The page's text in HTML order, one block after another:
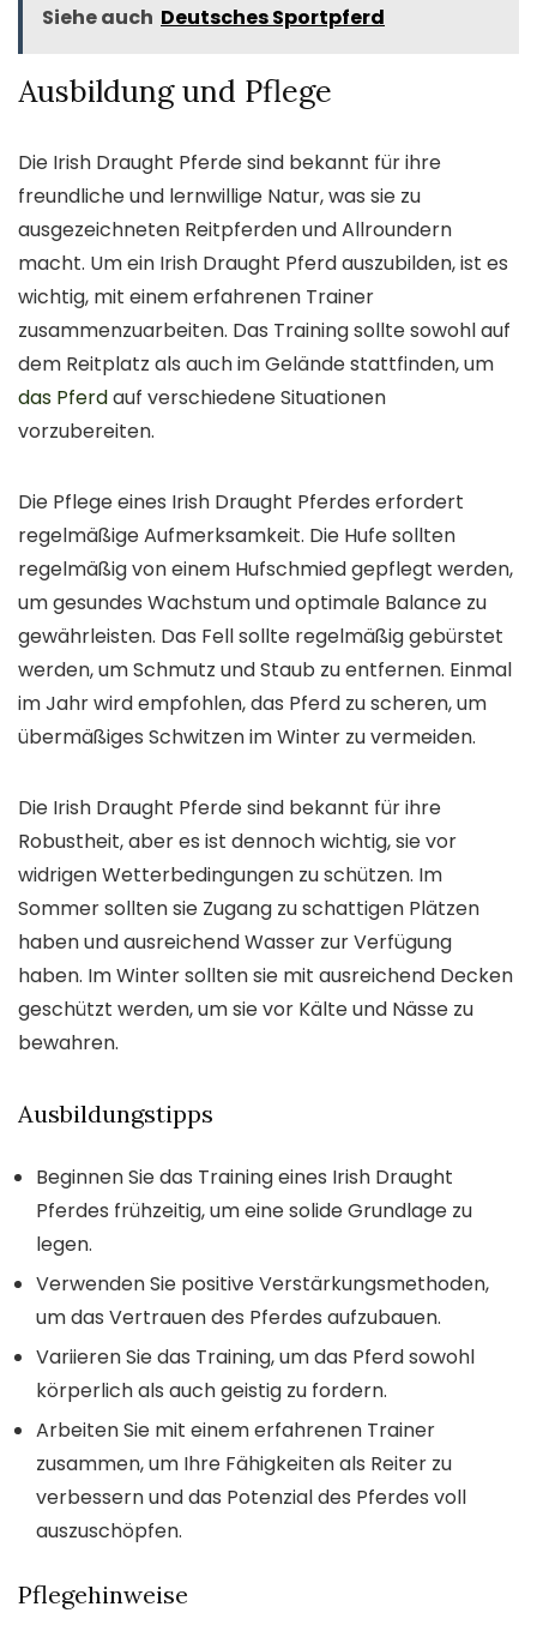
Siehe auch Deutsches Sportpferd
Ausbildung und Pflege
Die Irish Draught Pferde sind bekannt für ihre
freundliche und lernwillige Natur, was sie zu
ausgezeichneten Reitpferden und Allroundern
macht. Um ein Irish Draught Pferd auszubilden, ist es
wichtig, mit einem erfahrenen Trainer
zusammenzuarbeiten. Das Training sollte sowohl auf
dem Reitplatz als auch im Gelände stattfinden, um
das Pferdauf verschiedene Situationen
vorzubereiten.
Die Pflege eines Irish Draught Pferdes erfordert
regelmäßige Aufmerksamkeit. Die Hufe sollten
regelmäßig von einem Hufschmied gepflegt werden,
um gesundes Wachstum und optimale Balance zu
gewährleisten. Das Fell sollte regelmäßig gebürstet
werden, um Schmutz und Staub zu entfernen. Einmal
im Jahr wird empfohlen, das Pferd zu scheren, um
übermäßiges Schwitzen im Winter zu vermeiden.
Die Irish Draught Pferde sind bekannt für ihre
Robustheit, aber es ist dennoch wichtig, sie vor
widrigen Wetterbedingungen zu schützen. Im
Sommer sollten sie Zugang zu schattigen Plätzen
haben und ausreichend Wasser zur Verfügung
haben. Im Winter sollten sie mit ausreichend Decken
geschützt werden, um sie vor Kälte und Nässe zu
bewahren.
Ausbildungstipps
Beginnen Sie das Training eines Irish Draught
Pferdes frühzeitig, um eine solide Grundlage zu
legen.
Verwenden Sie positive Verstärkungsmethoden,
um das Vertrauen des Pferdes aufzubauen.
Variieren Sie das Training, um das Pferd sowohl
körperlich als auch geistig zu fordern.
Arbeiten Sie mit einem erfahrenen Trainer
zusammen, um Ihre Fähigkeiten als Reiter zu
verbessern und das Potenzial des Pferdes voll
auszuschöpfen.
Pflegehinweise